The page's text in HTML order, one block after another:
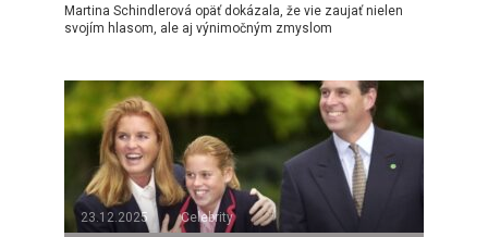
Martina Schindlerová opäť dokázala, že vie zaujať nielen
svojím hlasom, ale aj výnimočným zmyslom
23.12.2025 Celebrity